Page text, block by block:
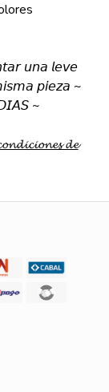
𝘶𝘯𝘢 𝘭𝘦𝘷𝘦
𝘱𝘪𝘦𝘻𝘢 ~
~
𝓭𝓮